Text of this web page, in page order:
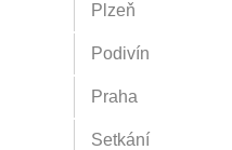
Plzeň
Podivín
Praha
Setkání